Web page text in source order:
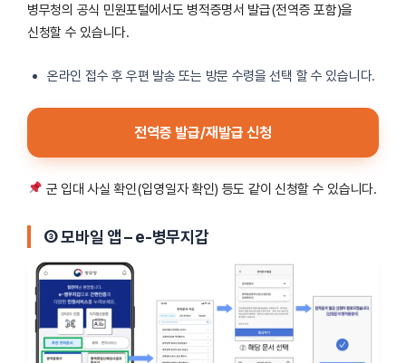
병무청의 공식 민원포털에서도 병적증명서 발급(전역증 포함)을
신청할 수 있습니다.
온라인 접수 후 우편 발송 또는 방문 수령을 선택 할 수 있습니다.
전역증 발급/재발급 신청
군 입대 사실 확인(입영일자 확인) 등도 같이 신청할 수 있습니다.
③모바일 앱 – e-병무지갑